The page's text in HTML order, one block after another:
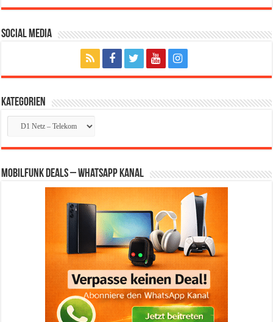
Social Media
Kategorien
Kategorien
Mobilfunk Deals – WhatsApp Kanal